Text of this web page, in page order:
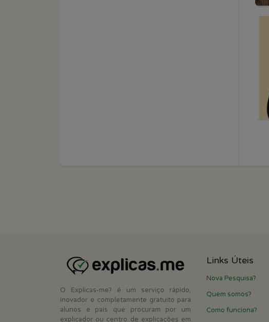
O Explicas-me? é um serviço rápido,
inovador e completamente gratuito para
alunos e pais que procuram por um
explicador ou centro de explicações em
Links Úteis
Nova Pesquisa?
Quem somos?
Como funciona?